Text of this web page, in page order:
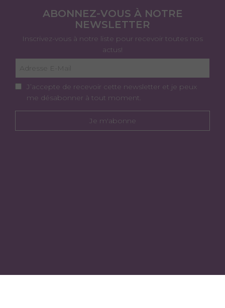
ABONNEZ-VOUS À NOTRE
NEWSLETTER
Inscrivez-vous à notre liste pour recevoir toutes nos
actus!
J’accepte de recevoir cette newsletter et je peux
me désabonner à tout moment.
Je m'abonne